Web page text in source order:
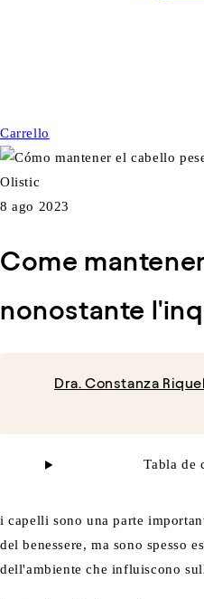
Carrello
8 ago 2023
Come
nonostante
Dra. Constanza
Tabla de
i capelli sono una parte
del benessere, ma sono spesso
dell'ambiente che influiscono